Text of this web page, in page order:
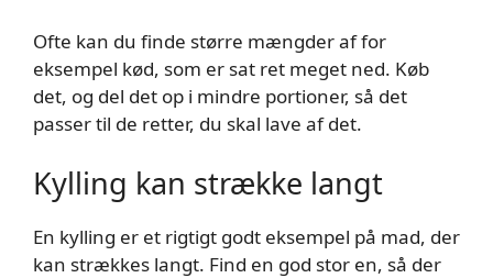
Ofte kan du finde større mængder af for
eksempel kød, som er sat ret meget ned. Køb
det, og del det op i mindre portioner, så det
passer til de retter, du skal lave af det.
Kylling kan strække langt
En kylling er et rigtigt godt eksempel på mad, der
kan strækkes langt. Find en god stor en, så der